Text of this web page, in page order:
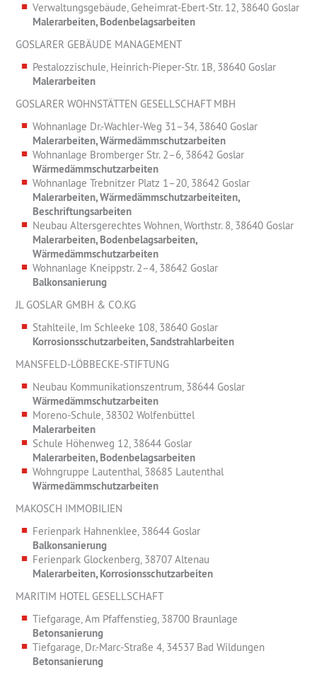
Verwaltungsgebäude, Geheimrat-Ebert-Str. 12, 38640 Goslar
Malerarbeiten, Bodenbelagsarbeiten
GOSLARER GEBÄUDE MANAGEMENT
Pestalozzischule, Heinrich-Pieper-Str. 1B, 38640 Goslar
Malerarbeiten
GOSLARER WOHNSTÄTTEN GESELLSCHAFT MBH
Wohnanlage Dr.-Wachler-Weg 31–34, 38640 Goslar
Malerarbeiten, Wärmedämmschutzarbeiten
Wohnanlage Bromberger Str. 2–6, 38642 Goslar
Wärmedämmschutzarbeiten
Wohnanlage Trebnitzer Platz 1–20, 38642 Goslar
Malerarbeiten, Wärmedämmschutzarbeiteiten,
Beschriftungsarbeiten
Neubau Altersgerechtes Wohnen, Worthstr. 8, 38640 Goslar
Malerarbeiten, Bodenbelagsarbeiten,
Wärmedämmschutzarbeiten
Wohnanlage Kneippstr. 2–4, 38642 Goslar
Balkonsanierung
JL GOSLAR GMBH & CO.KG
Stahlteile, Im Schleeke 108, 38640 Goslar
Korrosionsschutzarbeiten, Sandstrahlarbeiten
MANSFELD-LÖBBECKE-STIFTUNG
Neubau Kommunikationszentrum, 38644 Goslar
Wärmedämmschutzarbeiten
Moreno-Schule, 38302 Wolfenbüttel
Malerarbeiten
Schule Höhenweg 12, 38644 Goslar
Malerarbeiten, Bodenbelagsarbeiten
Wohngruppe Lautenthal, 38685 Lautenthal
Wärmedämmschutzarbeiten
MAKOSCH IMMOBILIEN
Ferienpark Hahnenklee, 38644 Goslar
Balkonsanierung
Ferienpark Glockenberg, 38707 Altenau
Malerarbeiten, Korrosionsschutzarbeiten
MARITIM HOTEL GESELLSCHAFT
Tiefgarage, Am Pfaffenstieg, 38700 Braunlage
Betonsanierung
Tiefgarage, Dr.-Marc-Straße 4, 34537 Bad Wildungen
Betonsanierung